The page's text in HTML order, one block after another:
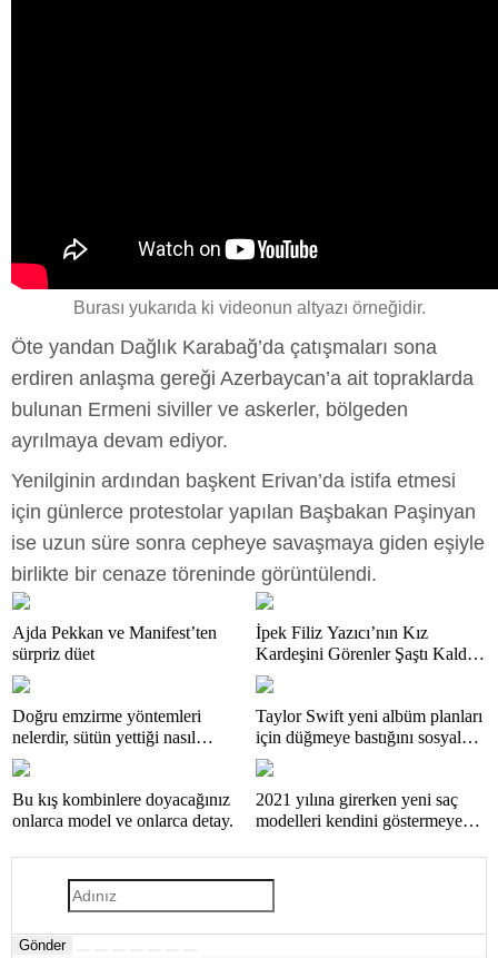
Burası yukarıda ki videonun altyazı örneğidir.
Öte yandan Dağlık Karabağ’da çatışmaları sona
erdiren anlaşma gereği Azerbaycan’a ait topraklarda
bulunan Ermeni siviller ve askerler, bölgeden
ayrılmaya devam ediyor.
Yenilginin ardından başkent Erivan’da istifa etmesi
için günlerce protestolar yapılan Başbakan Paşinyan
ise uzun süre sonra cepheye savaşmaya giden eşiyle
birlikte bir cenaze töreninde görüntülendi.
Ajda Pekkan ve Manifest’ten
sürpriz düet
İpek Filiz Yazıcı’nın Kız
Kardeşini Görenler Şaştı Kaldı:
Resmen Kopyası!
Doğru emzirme yöntemleri
nelerdir, sütün yettiği nasıl
anlaşılır?
Taylor Swift yeni albüm planları
için düğmeye bastığını sosyal
medyadan duyurdu!
Bu kış kombinlere doyacağınız
onlarca model ve onlarca detay.
2021 yılına girerken yeni saç
modelleri kendini göstermeye
Gönder